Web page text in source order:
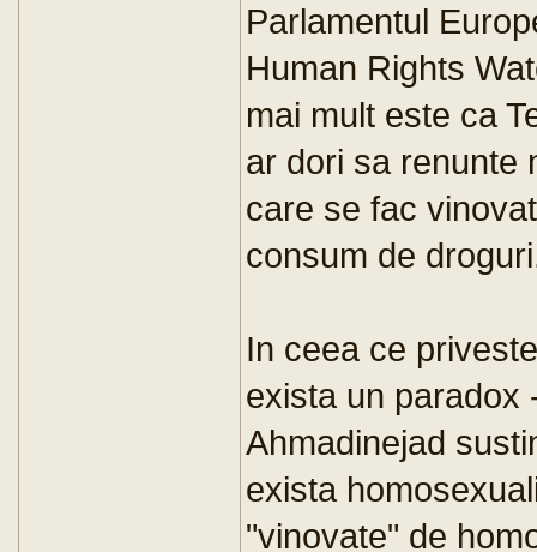
Parlamentul
Human Rights
mai mult este ca
ar dori sa renunte
care se fac
consum de
In ceea ce
exista un paradox
Ahmadinejad
exista
"vinovate" de